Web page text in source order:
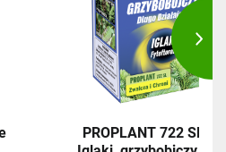
PROPLANT 722 SL,